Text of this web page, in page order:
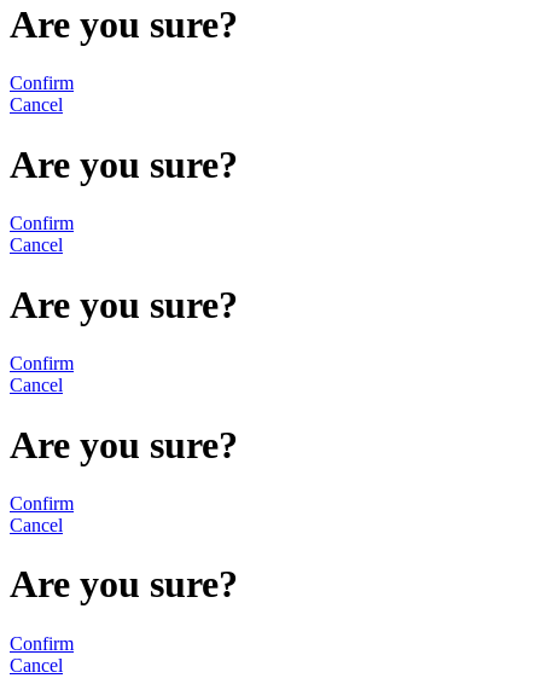
Are you sure?
Confirm
Cancel
Are you sure?
Confirm
Cancel
Are you sure?
Confirm
Cancel
Are you sure?
Confirm
Cancel
Are you sure?
Confirm
Cancel